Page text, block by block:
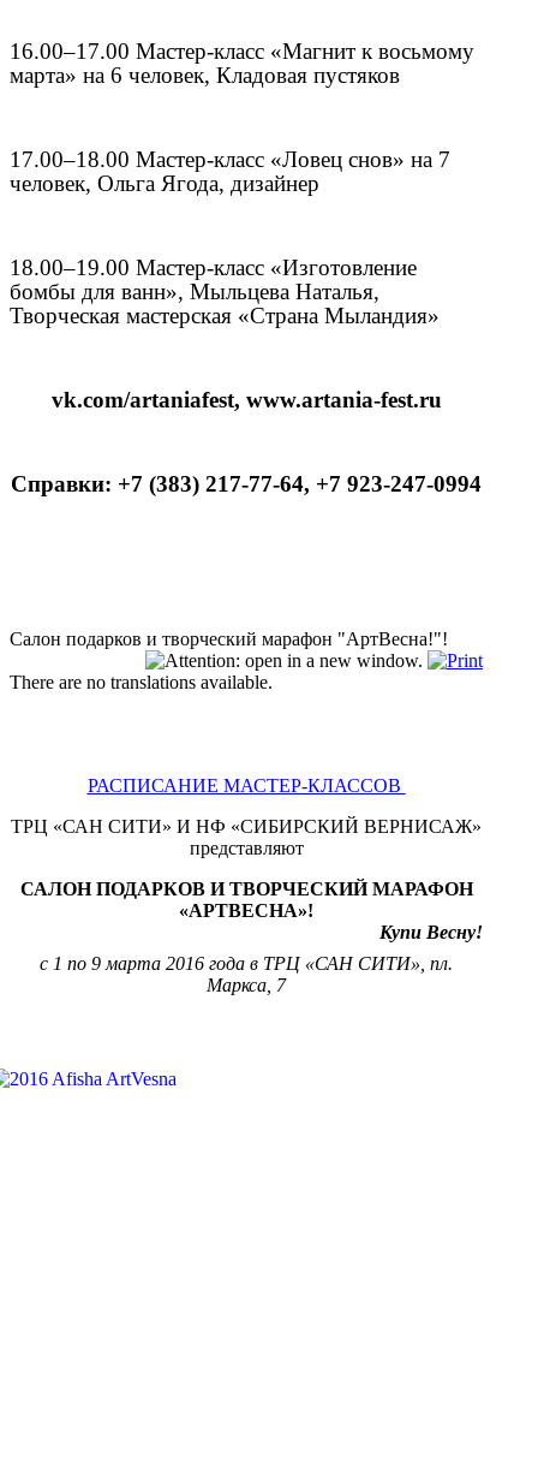
16.00–17.00 Мастер-класс «Магнит к восьмому
марта» на 6 человек, Кладовая пустяков
17.00–18.00 Мастер-класс «Ловец снов» на 7
человек, Ольга Ягода, дизайнер
18.00–19.00 Мастер-класс «Изготовление
бомбы для ванн», Мыльцева Наталья,
Творческая мастерская «Страна Мыландия»
vk.com/artaniafest, www.artania-fest.ru
Справки: +7 (383) 217-77-64, +7 923-247-0994
Салон подарков и творческий марафон "АртВесна!"!
There are no translations available.
РАСПИСАНИЕ МАСТЕР-КЛАССОВ
ТРЦ «САН СИТИ» И НФ «СИБИРСКИЙ ВЕРНИСАЖ»
представляют
САЛОН ПОДАРКОВ И ТВОРЧЕСКИЙ МАРАФОН
«АРТВЕСНА»!
Купи Весну!
с 1 по 9 марта 2016 года в ТРЦ «САН СИТИ», пл.
Маркса, 7